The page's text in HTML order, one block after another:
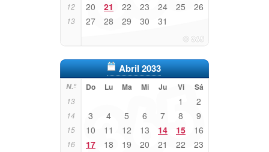
12 20 21 22 23 24 25 26
13 27 28 29 30 31
Abril 2033
N.º Do Lu Ma Mi Ju Vi Sá
13 1 2
14 3 4 5 6 7 8 9
15 10 11 12 13 14 15 16
16 17 18 19 20 21 22 23